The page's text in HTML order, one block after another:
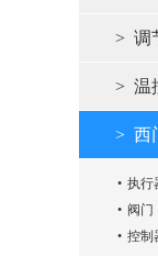
调
温
西
执行
阀门
控制